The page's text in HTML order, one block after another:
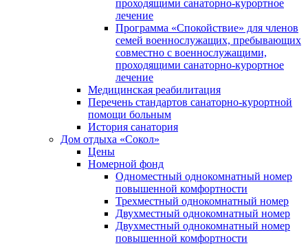
проходящими санаторно-курортное
лечение
Программа «Спокойствие» для членов
семей военнослужащих, пребывающих
совместно с военнослужащими,
проходящими санаторно-курортное
лечение
Медицинская реабилитация
Перечень стандартов санаторно-курортной
помощи больным
История санатория
Дом отдыха «Сокол»
Цены
Номерной фонд
Одноместный однокомнатный номер
повышенной комфортности
Трехместный однокомнатный номер
Двухместный однокомнатный номер
Двухместный однокомнатный номер
повышенной комфортности